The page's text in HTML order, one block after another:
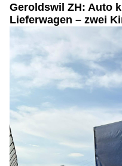
Geroldswil ZH: Auto
Lieferwagen – zwei